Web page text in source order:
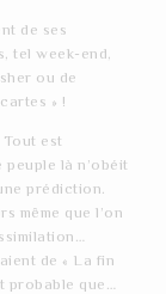
de ses
tel week-end,
ou de
» !
est
peuple là n’obéit
prédiction.
même que l’on
de « La fin
probable que…